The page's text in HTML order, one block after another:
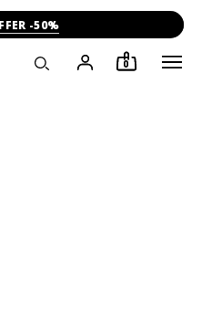
-50%
0